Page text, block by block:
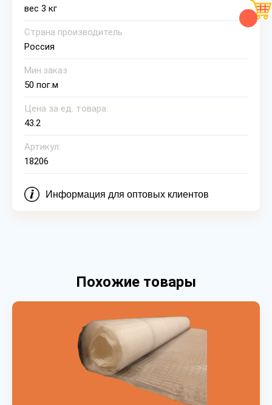
вес 3 кг
Страна производитель
Россия
Мин.заказ
50 пог.м
Цена за ед. товара:
43.2
Артикул:
18206
Информация для оптовых клиентов
Похожие товары